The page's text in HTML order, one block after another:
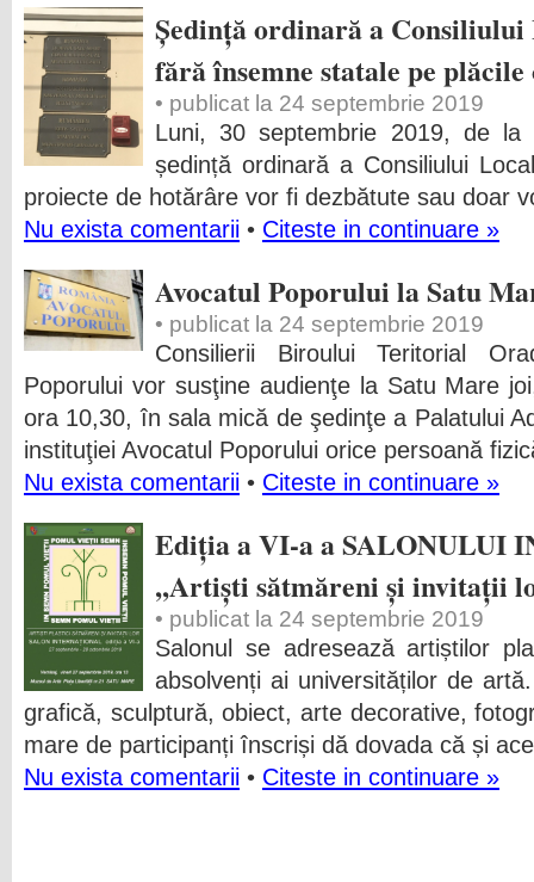
Ședință ordinară a
fără însemne statale pe
• publicat la 24 septembrie 2019
Luni, 30 septembrie 2019, de
ședință ordinară a Consiliului
proiecte de hotărâre vor fi dezbătute sau doar
Nu exista comentarii • Citeste in continuare »
Avocatul Poporului la Satu
• publicat la 24 septembrie 2019
Consilierii Biroului Teritorial
Poporului vor susţine audienţe la Satu Mare
ora 10,30, în sala mică de şedinţe a Palatului
instituţiei Avocatul Poporului orice persoană
Nu exista comentarii • Citeste in continuare »
Ediția a VI-a a SALONULUI
,,Artiști sătmăreni și invitații
• publicat la 24 septembrie 2019
Salonul se adresează artiștilor
absolvenți ai universităților de
grafică, sculptură, obiect, arte decorative,
mare de participanți înscriși dă dovada că și
Nu exista comentarii • Citeste in continuare »